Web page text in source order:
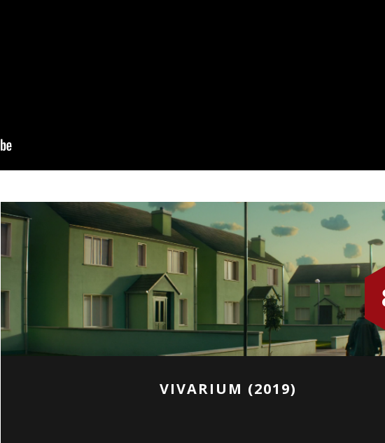
VIVARIUM (2019)